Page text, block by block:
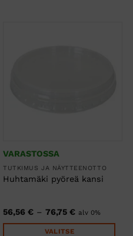
VARASTOSSA
TUTKIMUS JA NÄYTTEENOTTO
Huhtamäki pyöreä kansi
56,56€ – 76,75€Hintaluokka:
alv 0%
VALITSE